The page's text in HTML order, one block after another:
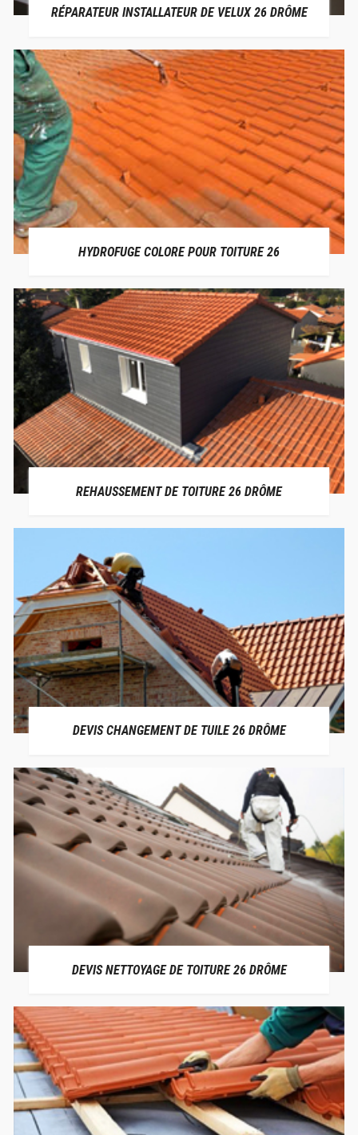
RÉPARATEUR INSTALLATEUR DE VELUX 26 DRÔME
HYDROFUGE COLORE POUR TOITURE 26
REHAUSSEMENT DE TOITURE 26 DRÔME
DEVIS CHANGEMENT DE TUILE 26 DRÔME
DEVIS NETTOYAGE DE TOITURE 26 DRÔME